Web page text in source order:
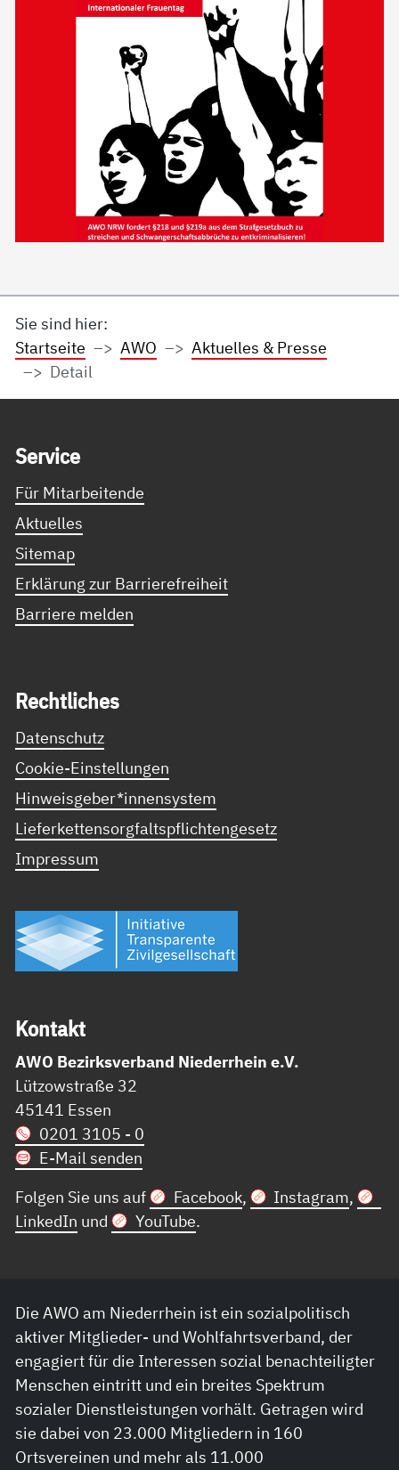
Sie sind hier:
Startseite
AWO
Aktuelles & Presse
Detail
Ser­vice
Für Mitarbeitende
Aktuelles
Sitemap
Erklärung zur Barrierefreiheit
Barriere melden
Recht­li­ches
Datenschutz
Cookie-Einstellungen
Hinweisgeber*innensystem
Lieferkettensorgfaltspflichtengesetz
Impressum
Kon­takt
AWO Bezirksverband Niederrhein e.V.
Lützowstraße 32
45141 Essen
0201 3105 - 0
E-Mail senden
Folgen Sie uns auf
Facebook, Instagram,
LinkedIn und YouTube.
Die AWO am Niederrhein ist ein sozialpolitisch
aktiver Mitglieder- und Wohlfahrtsverband, der
engagiert für die Interessen sozial benachteiligter
Menschen eintritt und ein breites Spektrum
sozialer Dienstleistungen vorhält. Getragen wird
sie dabei von 23.000 Mitgliedern in 160
Ortsvereinen und mehr als 11.000